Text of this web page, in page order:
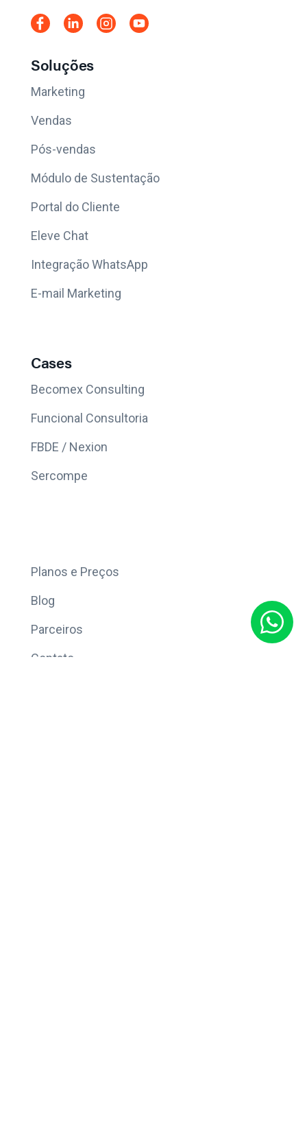
Soluções
Marketing
Vendas
Pós-vendas
Módulo de Sustentação
Portal do Cliente
Eleve Chat
Integração WhatsApp
E-mail Marketing
Cases
Becomex Consulting
Funcional Consultoria
FBDE / Nexion
Sercompe
Planos e Preços
Blog
Parceiros
Contato